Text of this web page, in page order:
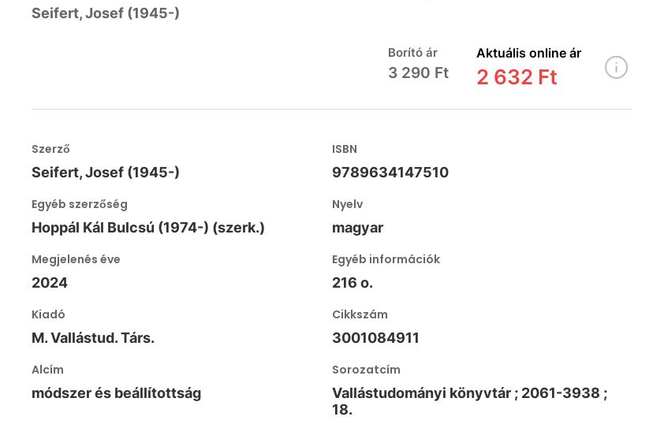
Seifert, Josef (1945-)
Borító ár
3 290 Ft
Aktuális online ár
2 632 Ft
Szerző
Seifert, Josef (1945-)
ISBN
9789634147510
Egyéb szerzőség
Hoppál Kál Bulcsú (1974-) (szerk.)
Nyelv
magyar
Megjelenés éve
2024
Egyéb információk
216 o.
Kiadó
M. Vallástud. Társ.
Cikkszám
3001084911
Alcím
módszer és beállítottság
Sorozatcím
Vallástudományi könyvtár ; 2061-3938 ;
18.